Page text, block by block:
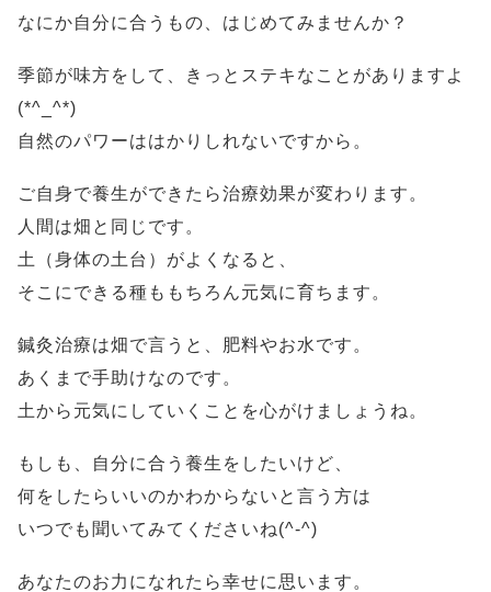
なにか自分に合うもの、はじめてみませんか？
季節が味方をして、きっとステキなことがありますよ
(*^_^*)
自然のパワーははかりしれないですから。
ご自身で養生ができたら治療効果が変わります。
人間は畑と同じです。
土（身体の土台）がよくなると、
そこにできる種ももちろん元気に育ちます。
鍼灸治療は畑で言うと、肥料やお水です。
あくまで手助けなのです。
土から元気にしていくことを心がけましょうね。
もしも、自分に合う養生をしたいけど、
何をしたらいいのかわからないと言う方は
いつでも聞いてみてくださいね(^-^)
あなたのお力になれたら幸せに思います。